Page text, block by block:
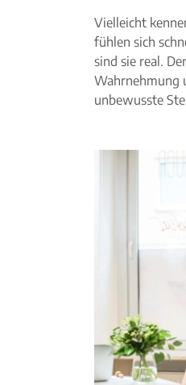
Vielleicht
fühlen sich
sind sie real.
Wahrnehmung
unbewusste